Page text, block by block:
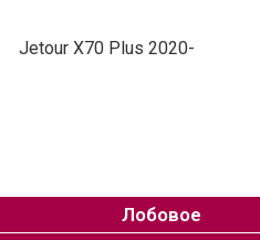
Jetour X70 Plus 2020-
Лобовое